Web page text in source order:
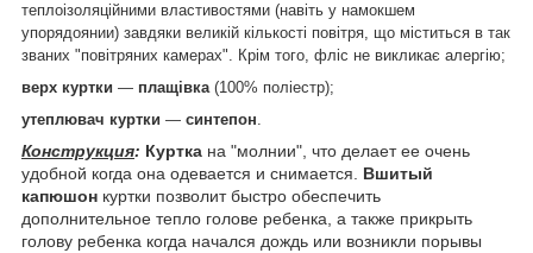
теплоізоляційними властивостями (навіть у намокшем
упорядоянии) завдяки великій кількості повітря, що міститься в так
званих "повітряних камерах". Крім того, фліс не викликає алергію;
верх куртки ― плащівка (100% поліестр);
утеплювач куртки ― синтепон.
Конструкция: Куртка на "молнии", что делает ее очень
удобной когда она одевается и снимается. Вшитый
капюшон куртки позволит быстро обеспечить
дополнительное тепло голове ребенка, а также прикрыть
голову ребенка когда начался дождь или возникли порывы